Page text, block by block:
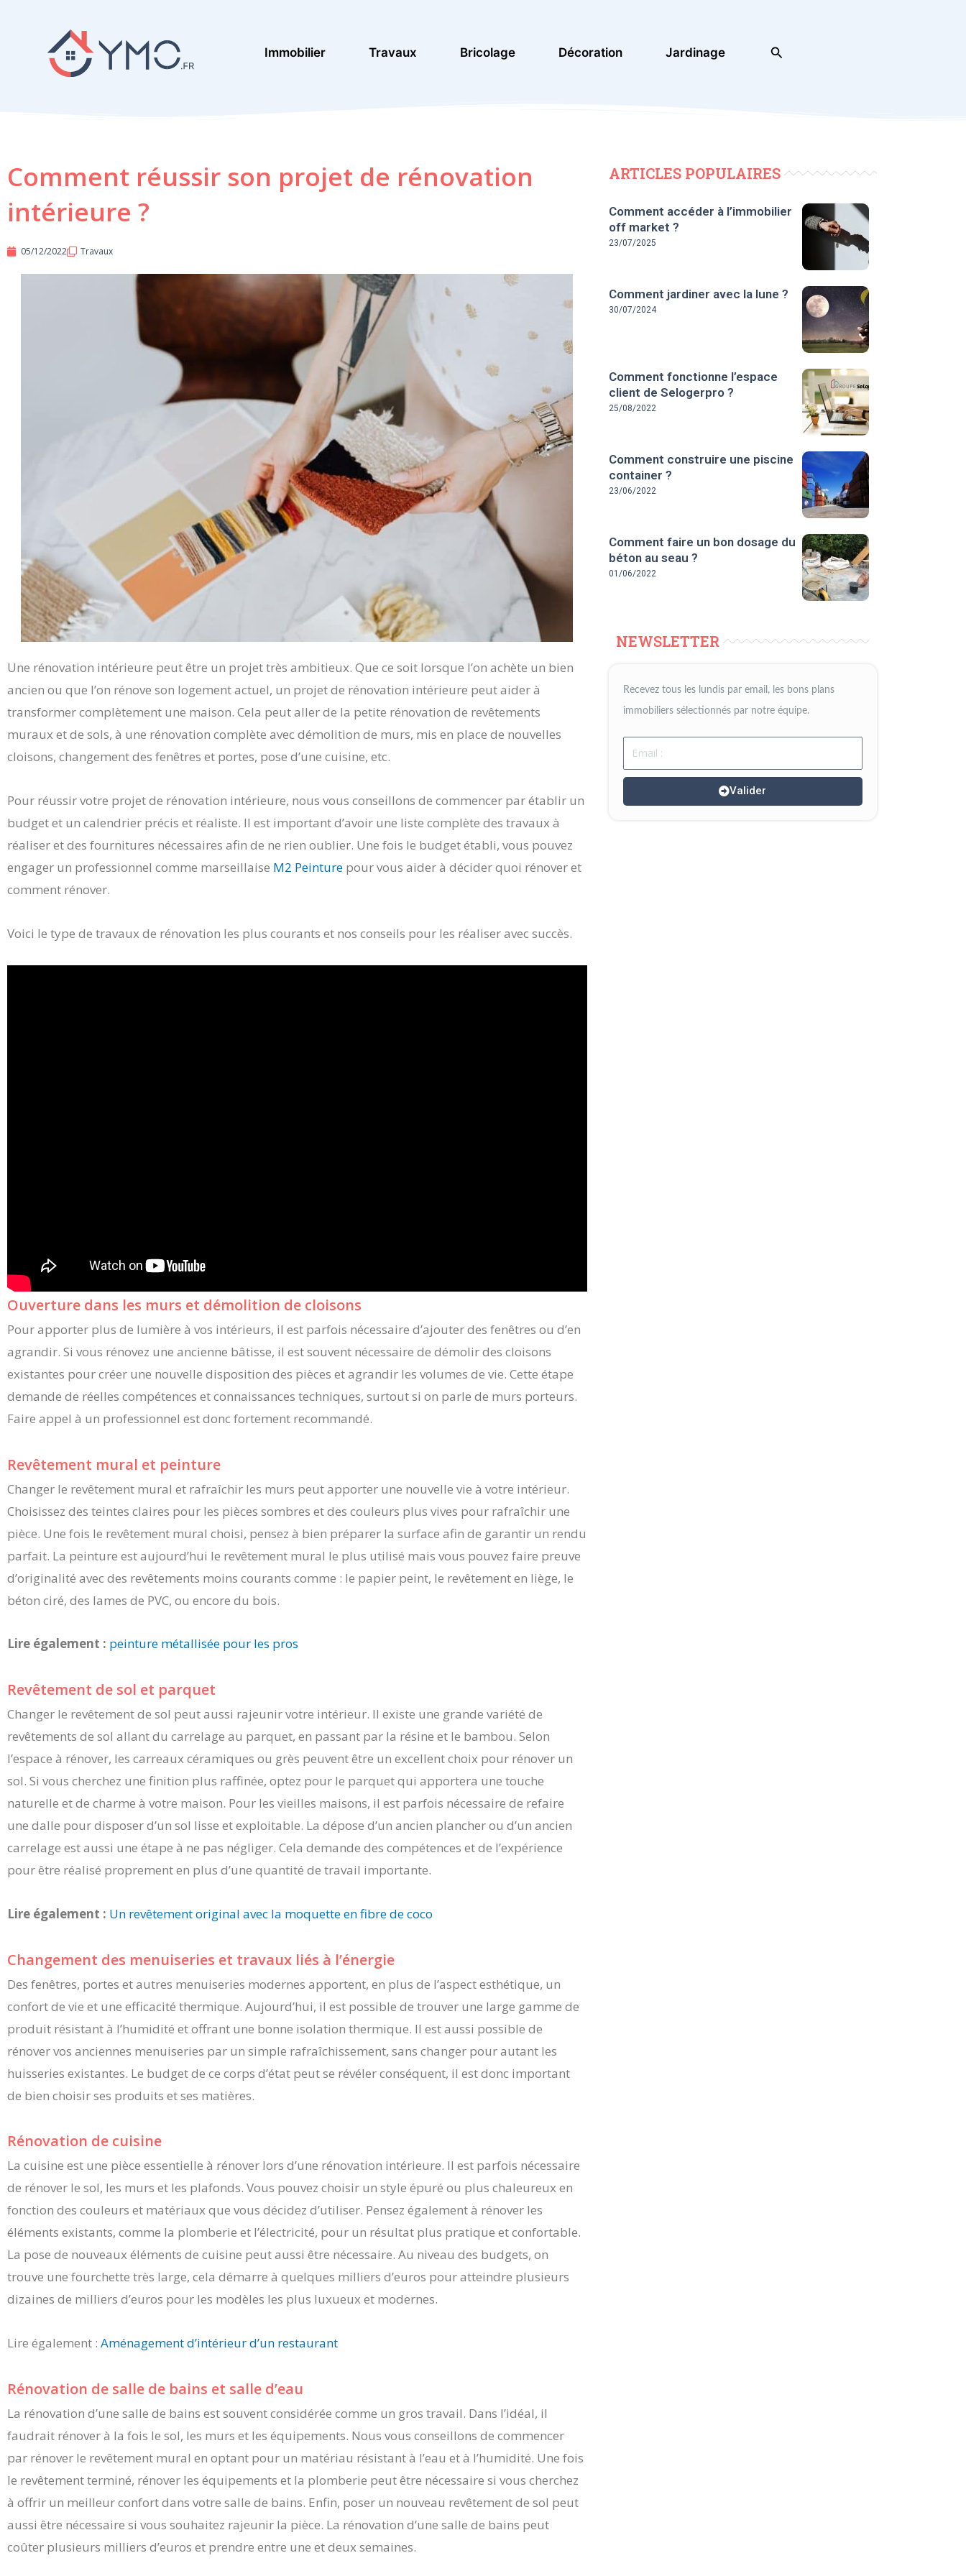
Immobilier Travaux Bricolage Décoration Jardinage Rechercher
Comment réussir son projet de rénovation
intérieure ?
05/12/2022 Travaux
Une rénovation intérieure peut être un projet très ambitieux. Que ce soit lorsque l’on achète un bien
ancien ou que l’on rénove son logement actuel, un projet de rénovation intérieure peut aider à
transformer complètement une maison. Cela peut aller de la petite rénovation de revêtements
muraux et de sols, à une rénovation complète avec démolition de murs, mis en place de nouvelles
cloisons, changement des fenêtres et portes, pose d’une cuisine, etc.
Pour réussir votre projet de rénovation intérieure, nous vous conseillons de commencer par établir un
budget et un calendrier précis et réaliste. Il est important d’avoir une liste complète des travaux à
réaliser et des fournitures nécessaires afin de ne rien oublier. Une fois le budget établi, vous pouvez
engager un professionnel comme marseillaise M2 Peinture pour vous aider à décider quoi rénover et
comment rénover.
Voici le type de travaux de rénovation les plus courants et nos conseils pour les réaliser avec succès.
Ouverture dans les murs et démolition de cloisons
Pour apporter plus de lumière à vos intérieurs, il est parfois nécessaire d’ajouter des fenêtres ou d’en
agrandir. Si vous rénovez une ancienne bâtisse, il est souvent nécessaire de démolir des cloisons
existantes pour créer une nouvelle disposition des pièces et agrandir les volumes de vie. Cette étape
demande de réelles compétences et connaissances techniques, surtout si on parle de murs porteurs.
Faire appel à un professionnel est donc fortement recommandé.
Revêtement mural et peinture
Changer le revêtement mural et rafraîchir les murs peut apporter une nouvelle vie à votre intérieur.
Choisissez des teintes claires pour les pièces sombres et des couleurs plus vives pour rafraîchir une
pièce. Une fois le revêtement mural choisi, pensez à bien préparer la surface afin de garantir un rendu
parfait. La peinture est aujourd’hui le revêtement mural le plus utilisé mais vous pouvez faire preuve
d’originalité avec des revêtements moins courants comme : le papier peint, le revêtement en liège, le
béton ciré, des lames de PVC, ou encore du bois.
Lire également : peinture métallisée pour les pros
Revêtement de sol et parquet
Changer le revêtement de sol peut aussi rajeunir votre intérieur. Il existe une grande variété de
revêtements de sol allant du carrelage au parquet, en passant par la résine et le bambou. Selon
l’espace à rénover, les carreaux céramiques ou grès peuvent être un excellent choix pour rénover un
sol. Si vous cherchez une finition plus raffinée, optez pour le parquet qui apportera une touche
naturelle et de charme à votre maison. Pour les vieilles maisons, il est parfois nécessaire de refaire
une dalle pour disposer d’un sol lisse et exploitable. La dépose d’un ancien plancher ou d’un ancien
carrelage est aussi une étape à ne pas négliger. Cela demande des compétences et de l’expérience
pour être réalisé proprement en plus d’une quantité de travail importante.
Lire également : Un revêtement original avec la moquette en fibre de coco
Changement des menuiseries et travaux liés à l’énergie
Des fenêtres, portes et autres menuiseries modernes apportent, en plus de l’aspect esthétique, un
confort de vie et une efficacité thermique. Aujourd’hui, il est possible de trouver une large gamme de
produit résistant à l’humidité et offrant une bonne isolation thermique. Il est aussi possible de
rénover vos anciennes menuiseries par un simple rafraîchissement, sans changer pour autant les
huisseries existantes. Le budget de ce corps d’état peut se révéler conséquent, il est donc important
de bien choisir ses produits et ses matières.
Rénovation de cuisine
La cuisine est une pièce essentielle à rénover lors d’une rénovation intérieure. Il est parfois nécessaire
de rénover le sol, les murs et les plafonds. Vous pouvez choisir un style épuré ou plus chaleureux en
fonction des couleurs et matériaux que vous décidez d’utiliser. Pensez également à rénover les
éléments existants, comme la plomberie et l’électricité, pour un résultat plus pratique et confortable.
La pose de nouveaux éléments de cuisine peut aussi être nécessaire. Au niveau des budgets, on
trouve une fourchette très large, cela démarre à quelques milliers d’euros pour atteindre plusieurs
dizaines de milliers d’euros pour les modèles les plus luxueux et modernes.
Lire également : Aménagement d’intérieur d’un restaurant
Rénovation de salle de bains et salle d’eau
La rénovation d’une salle de bains est souvent considérée comme un gros travail. Dans l’idéal, il
faudrait rénover à la fois le sol, les murs et les équipements. Nous vous conseillons de commencer
par rénover le revêtement mural en optant pour un matériau résistant à l’eau et à l’humidité. Une fois
le revêtement terminé, rénover les équipements et la plomberie peut être nécessaire si vous cherchez
à offrir un meilleur confort dans votre salle de bains. Enfin, poser un nouveau revêtement de sol peut
aussi être nécessaire si vous souhaitez rajeunir la pièce. La rénovation d’une salle de bains peut
coûter plusieurs milliers d’euros et prendre entre une et deux semaines.
ARTICLES POPULAIRES
Comment accéder à l’immobilier
off market ?
23/07/2025
Comment jardiner avec la lune ?
30/07/2024
Comment fonctionne l’espace
client de Selogerpro ?
25/08/2022
Comment construire une piscine
container ?
23/06/2022
Comment faire un bon dosage du
béton au seau ?
01/06/2022
NEWSLETTER
Recevez tous les lundis par email, les bons plans
immobiliers sélectionnés par notre équipe.
Email
Valider